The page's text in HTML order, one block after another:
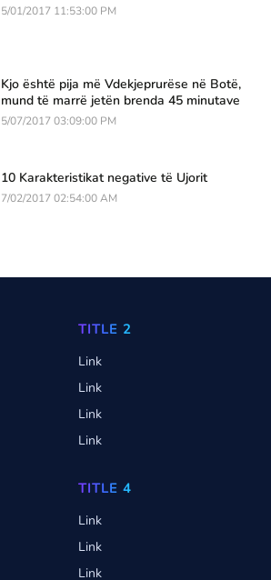
5/01/2017 11:53:00 PM
Kjo është pija më Vdekjeprurëse në Botë,
mund të marrë jetën brenda 45 minutave
5/07/2017 03:09:00 PM
10 Karakteristikat negative të Ujorit
7/02/2017 02:54:00 AM
TITLE 2
Link
Link
Link
Link
TITLE 4
Link
Link
Link